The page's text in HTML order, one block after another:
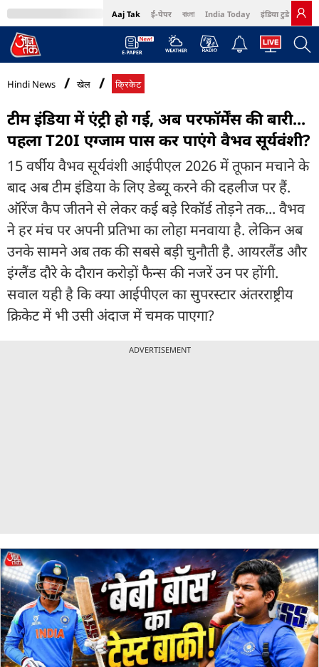
Aaj Tak ई-पेपर বাংলা India Today इंडिया टुडे हिंदी
MumbaiTak Cosmopolitan Harper's Bazaar Northeast
Hindi News खेल क्रिकेट
टीम इंडिया में एंट्री हो गई, अब परफॉर्मेंस की बारी...
पहला T20I एग्जाम पास कर पाएंगे वैभव सूर्यवंशी?
15 वर्षीय वैभव सूर्यवंशी आईपीएल 2026 में तूफान मचाने के
बाद अब टीम इंडिया के लिए डेब्यू करने की दहलीज पर हैं.
ऑरेंज कैप जीतने से लेकर कई बड़े रिकॉर्ड तोड़ने तक... वैभव
ने हर मंच पर अपनी प्रतिभा का लोहा मनवाया है. लेकिन अब
उनके सामने अब तक की सबसे बड़ी चुनौती है. आयरलैंड और
इंग्लैंड दौरे के दौरान करोड़ों फैन्स की नजरें उन पर होंगी.
सवाल यही है कि क्या आईपीएल का सुपरस्टार अंतरराष्ट्रीय
क्रिकेट में भी उसी अंदाज में चमक पाएगा?
ADVERTISEMENT